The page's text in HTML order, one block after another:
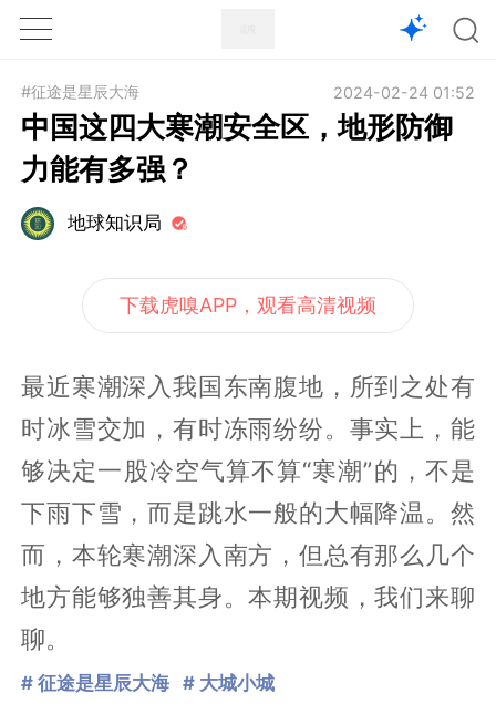
1X
#征途是星辰大海 2024-02-24 01:52
中国这四大寒潮安全区，地形防御
力能有多强？
地球知识局
下载虎嗅APP，观看高清视频
最近寒潮深入我国东南腹地，所到之处有
时冰雪交加，有时冻雨纷纷。事实上，能
够决定一股冷空气算不算“寒潮”的，不是
下雨下雪，而是跳水一般的大幅降温。然
而，本轮寒潮深入南方，但总有那么几个
地方能够独善其身。本期视频，我们来聊
聊。
# 征途是星辰大海 # 大城小城